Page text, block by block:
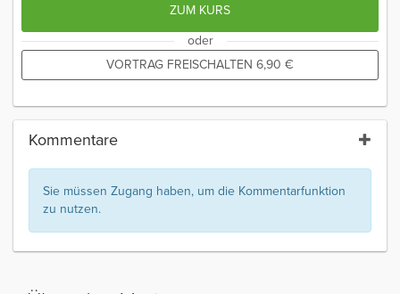
ZUM KURS
oder
VORTRAG FREISCHALTEN 6,90 €
Kommentare
Sie müssen Zugang haben, um die Kommentarfunktion
zu nutzen.